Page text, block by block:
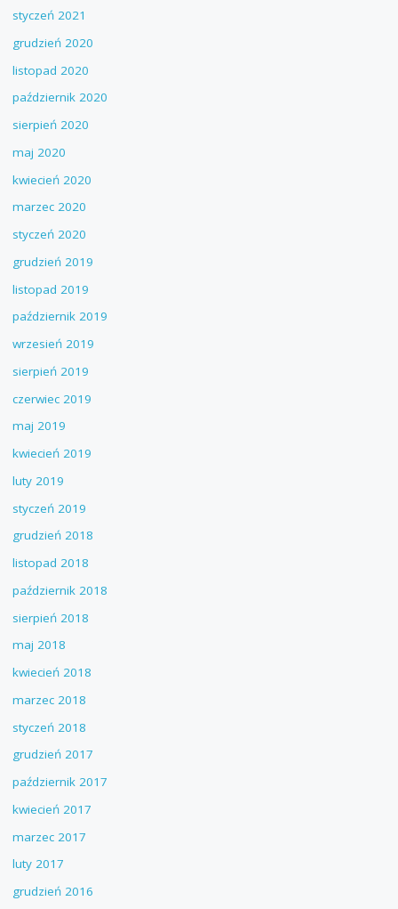
styczeń 2021
grudzień 2020
listopad 2020
październik 2020
sierpień 2020
maj 2020
kwiecień 2020
marzec 2020
styczeń 2020
grudzień 2019
listopad 2019
październik 2019
wrzesień 2019
sierpień 2019
czerwiec 2019
maj 2019
kwiecień 2019
luty 2019
styczeń 2019
grudzień 2018
listopad 2018
październik 2018
sierpień 2018
maj 2018
kwiecień 2018
marzec 2018
styczeń 2018
grudzień 2017
październik 2017
kwiecień 2017
marzec 2017
luty 2017
grudzień 2016